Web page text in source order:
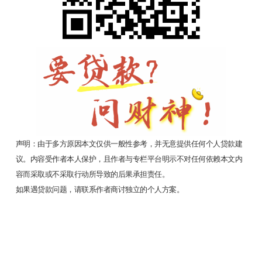
声明：由于多方原因本文仅供一般性参考，并无意提供任何个人贷款建
议。内容受作者本人保护，且作者与专栏平台明示不对任何依赖本文内
容而采取或不采取行动所导致的后果承担责任。
如果遇贷款问题，请联系作者商讨独立的个人方案。